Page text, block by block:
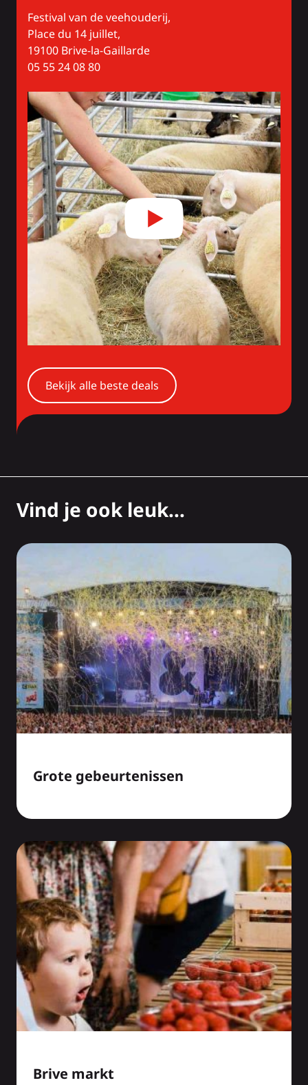
Festival van de veehouderij,
Place du 14 juillet,
19100 Brive-la-Gaillarde
05 55 24 08 80
Bekijk alle beste deals
Vind je ook leuk...
Grote gebeurtenissen
Brive markt